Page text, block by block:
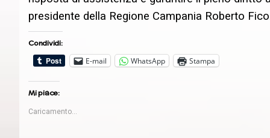
presidente della Regione Campania Roberto Fico
Condividi:
E-mail
WhatsApp Stampa
Mi piace:
Caricamento...